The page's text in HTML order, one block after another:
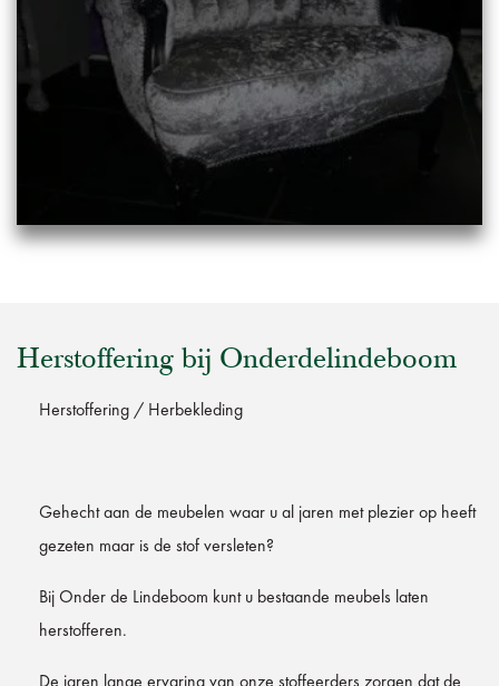
Herstoffering bij Onderdelindeboom
Herstoffering / Herbekleding
Gehecht aan de meubelen waar u al jaren met plezier op heeft
gezeten maar is de stof versleten?
Bij Onder de Lindeboom kunt u bestaande meubels laten
herstofferen.
De jaren lange ervaring van onze stoffeerders zorgen dat de